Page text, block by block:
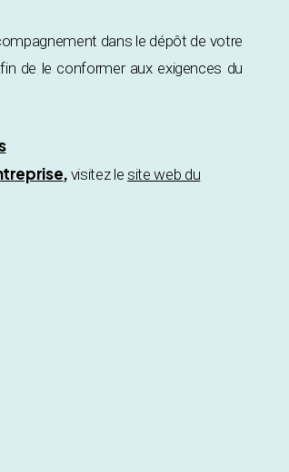
dans le dépôt de votre
de le conformer aux exigences du
, visitez lesite web du